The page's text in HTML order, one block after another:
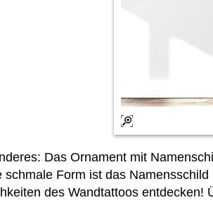
Das Ornament mit
schmale Form ist das
des Wandtattoos